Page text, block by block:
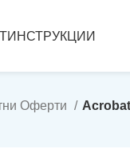
ИНСТРУКЦИИ
Оферти